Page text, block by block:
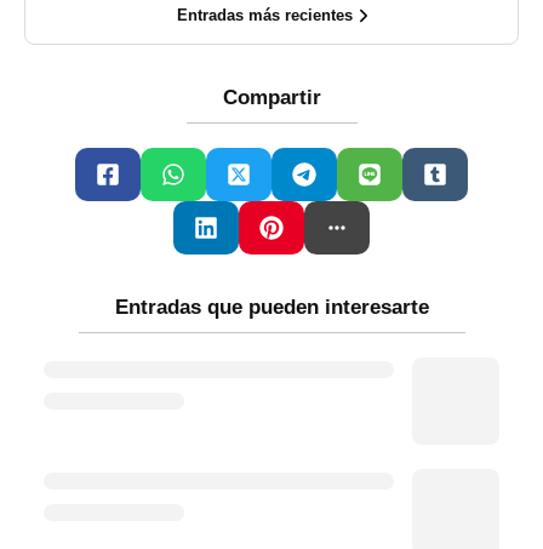
Entradas más recientes
Compartir
Entradas que pueden interesarte